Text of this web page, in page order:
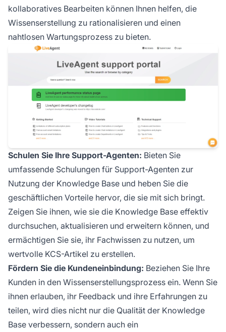
kollaboratives Bearbeiten können Ihnen helfen, die
Wissenserstellung zu rationalisieren und einen
nahtlosen Wartungsprozess zu bieten.
Schulen Sie Ihre Support-Agenten: Bieten Sie
umfassende Schulungen für Support-Agenten zur
Nutzung der Knowledge Base und heben Sie die
geschäftlichen Vorteile hervor, die sie mit sich bringt.
Zeigen Sie ihnen, wie sie die Knowledge Base effektiv
durchsuchen, aktualisieren und erweitern können, und
ermächtigen Sie sie, ihr Fachwissen zu nutzen, um
wertvolle KCS-Artikel zu erstellen.
Fördern Sie die Kundeneinbindung: Beziehen Sie Ihre
Kunden in den Wissenserstellungsprozess ein. Wenn Sie
ihnen erlauben, ihr Feedback und ihre Erfahrungen zu
teilen, wird dies nicht nur die Qualität der Knowledge
Base verbessern, sondern auch ein